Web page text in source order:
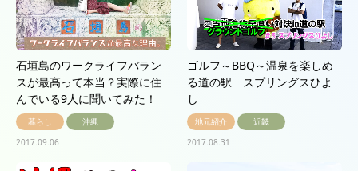
石垣島のワークライフバラン
スが最高って本当？実際に住
んでいる9人に聞いてみた！
暮らし
沖縄
2017.09.06
ゴルフ～BBQ～温泉を楽しめ
る道の駅 スプリングスひよ
し
地元紹介
近畿
2017.08.31